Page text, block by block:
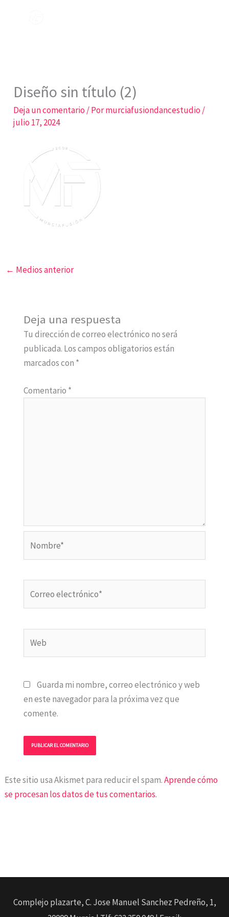
Diseño sin título (2)
Deja un comentario / Pormurciafusiondancestudio /
julio 17, 2024
← Medios anterior
Deja una respuesta
Tu dirección de correo electrónico no será
publicada. Los campos obligatorios están
marcados con *
Comentario *
electrónico*
Guarda mi nombre, correo electrónico y web
en este navegador para la próxima vez que
comente.
Este sitio usa Akismet para reducir el spam.Aprende cómo
se procesan los datos de tus comentarios.
Complejo plazarte, C. Jose Manuel Sanchez Pedreño, 1,